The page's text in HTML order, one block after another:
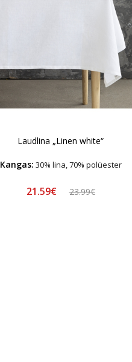
Laudlina „Linen white“
Kangas: 30% lina, 70% polüester
21.59€ 23.99€